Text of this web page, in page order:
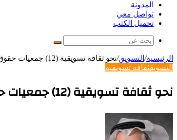
المدونة
تواصل معي
تحميل الكتب
بحث
الرئيسية/ التسويق/نحو ثقافة تسويقية (12) جمعيات حقوق المستهلك
التسويقثقافه تسويقيه
نحو ثقافة تسويقية (12) جمعيات حقوق المستهلك